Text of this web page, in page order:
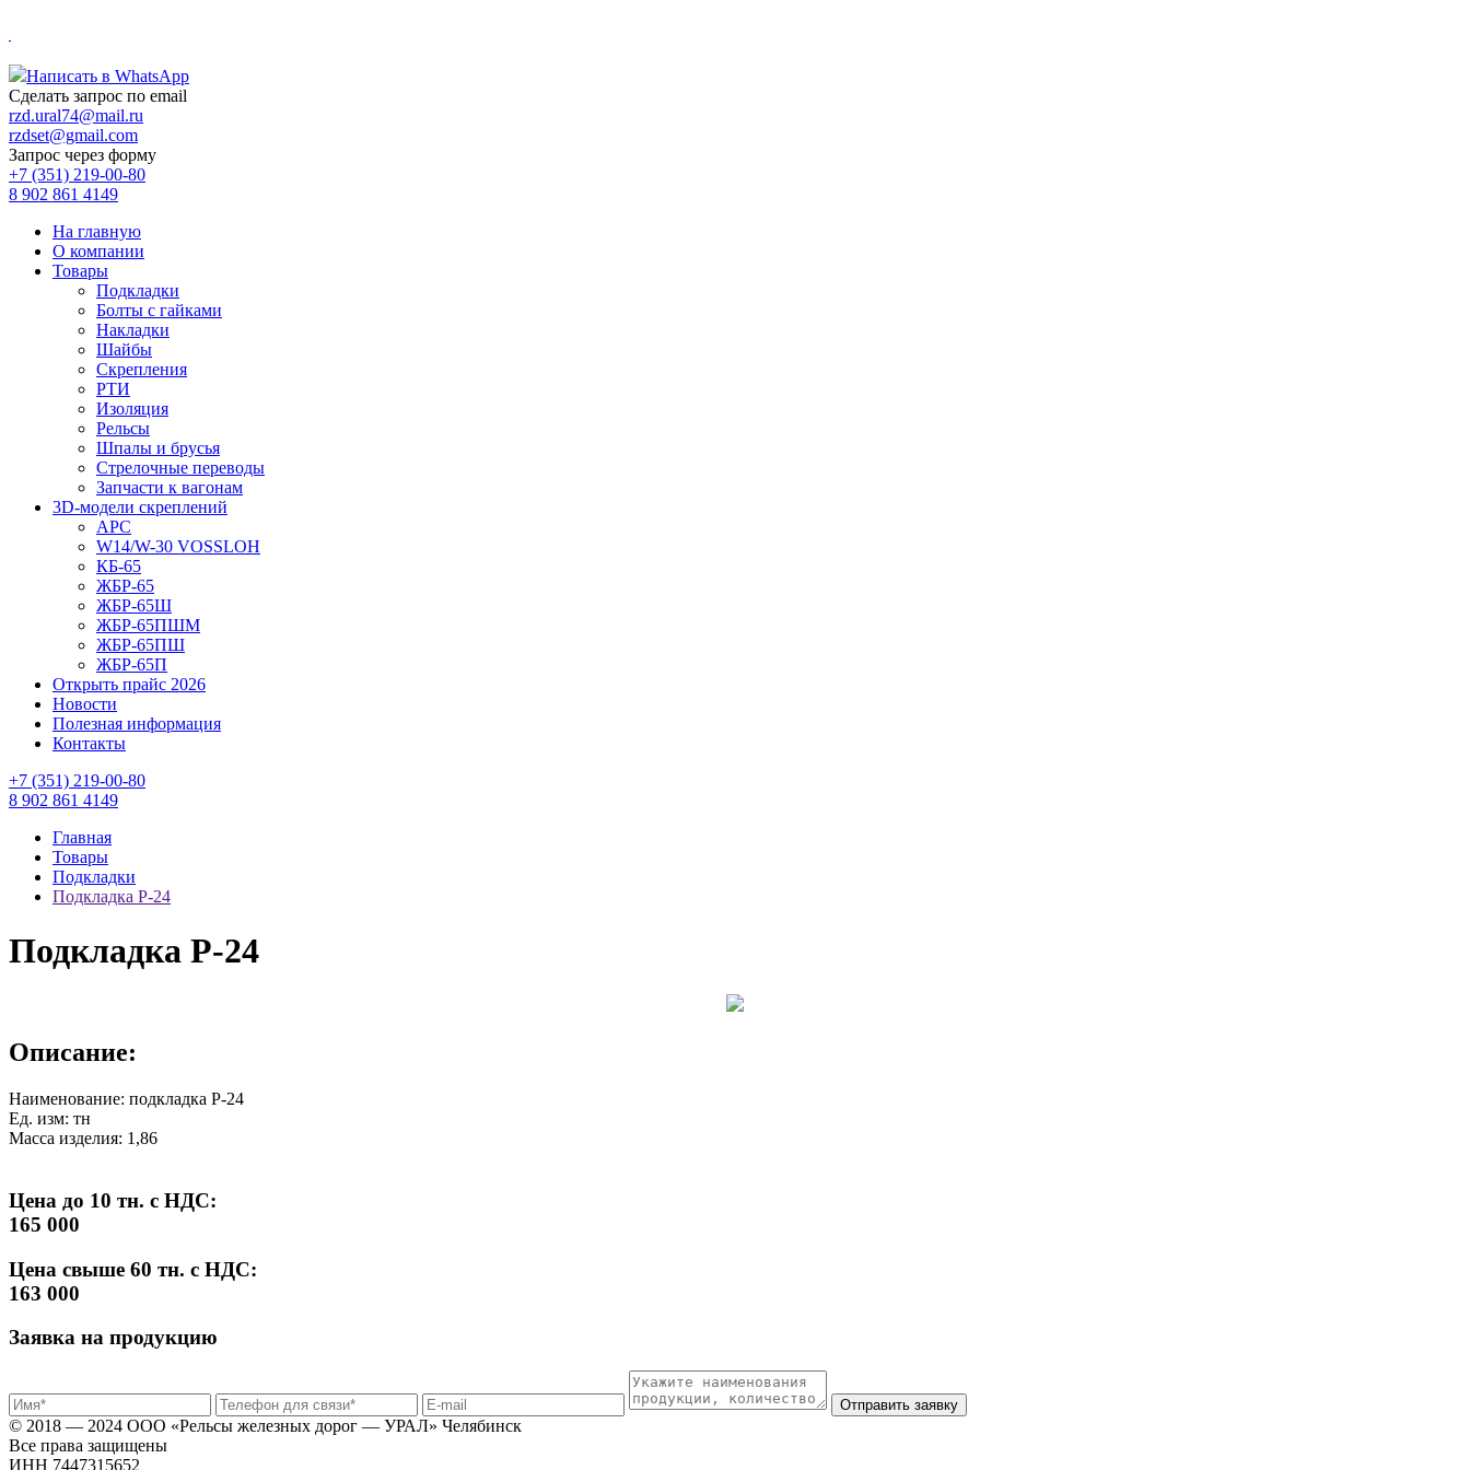
Написать в WhatsApp
Сделать запрос по email
rzd.ural74@mail.ru
rzdset@gmail.com
Запрос через форму
+7 (351) 219-00-80
8 902 861 4149
На главную
О компании
Товары
Подкладки
Болты с гайками
Накладки
Шайбы
Скрепления
РТИ
Изоляция
Рельсы
Шпалы и брусья
Стрелочные переводы
Запчасти к вагонам
3D-модели скреплений
АРС
W14/W-30 VOSSLOH
КБ-65
ЖБР-65
ЖБР-65Ш
ЖБР-65ПШМ
ЖБР-65ПШ
ЖБР-65П
Открыть прайс 2026
Новости
Полезная информация
Контакты
+7 (351) 219-00-80
8 902 861 4149
Главная
Товары
Подкладки
Подкладка Р-24
Подкладка Р-24
Описание:
Наименование: подкладка Р-24
Ед. изм: тн
Масса изделия: 1,86
Цена до 10 тн. с НДС:
165 000
Цена свыше 60 тн. с НДС:
163 000
Заявка на продукцию
Отправить заявку
© 2018 — 2024 ООО «Рельсы железных дорог — УРАЛ» Челябинск
Все права защищены
ИНН 7447315652